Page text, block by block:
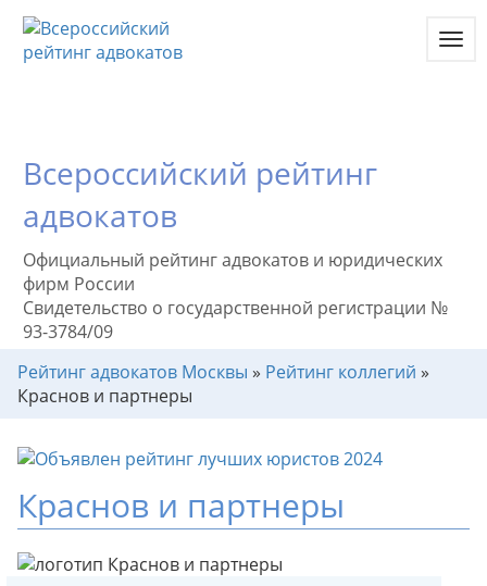
Всероссийский рейтинг
адвокатов
Официальный рейтинг адвокатов и юридических
фирм России
Свидетельство о государственной регистрации №
93-3784/09
Рейтинг адвокатов Москвы » Рейтинг коллегий »
Краснов и партнеры
Краснов и партнеры